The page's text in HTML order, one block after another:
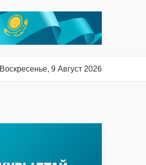
Воскресенье, 9 Август 2026